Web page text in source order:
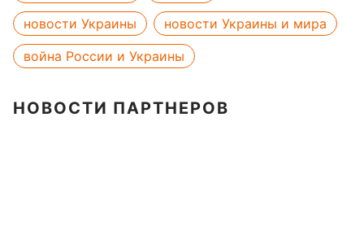
новости Украины
новости Украины и мира
война России и Украины
НОВОСТИ ПАРТНЕРОВ